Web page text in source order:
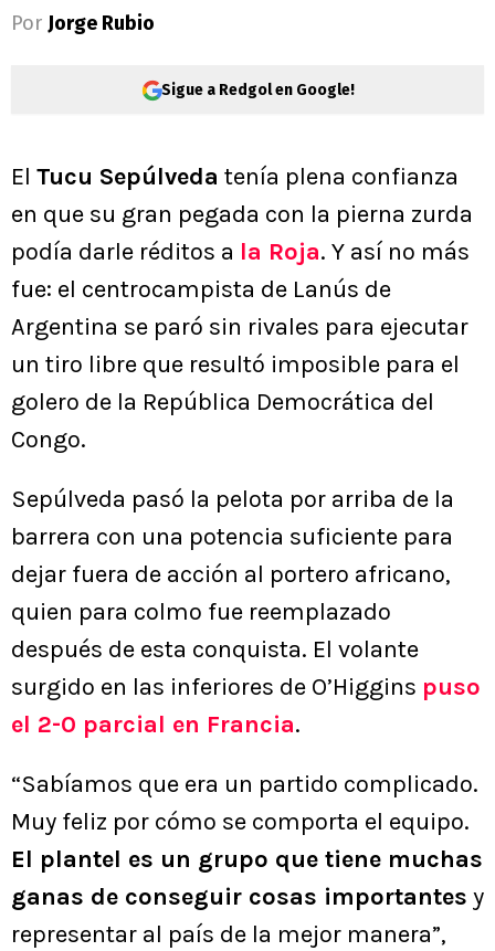
Por Jorge Rubio
Sigue a Redgol en Google!
El Tucu Sepúlveda tenía plena confianza
en que su gran pegada con la pierna zurda
podía darle réditos a la Roja. Y así no más
fue: el centrocampista de Lanús de
Argentina se paró sin rivales para ejecutar
un tiro libre que resultó imposible para el
golero de la República Democrática del
Congo.
Sepúlveda pasó la pelota por arriba de la
barrera con una potencia suficiente para
dejar fuera de acción al portero africano,
quien para colmo fue reemplazado
después de esta conquista. El volante
surgido en las inferiores de O’Higgins puso
el 2-0 parcial en Francia.
“Sabíamos que era un partido complicado.
Muy feliz por cómo se comporta el equipo.
El plantel es un grupo que tiene muchas
ganas de conseguir cosas importantes y
representar al país de la mejor manera”,